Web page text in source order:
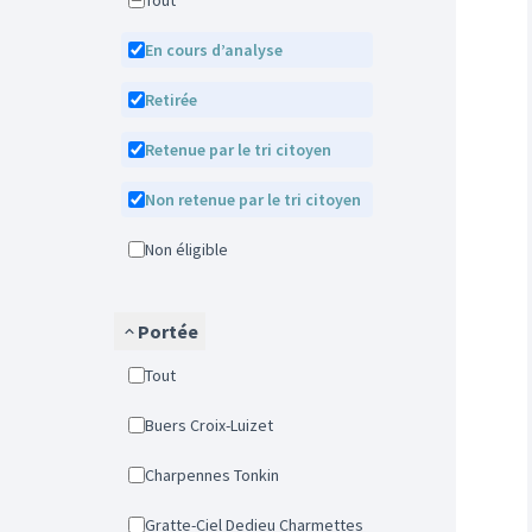
En cours d’analyse
Retirée
Retenue par le tri citoyen
Non retenue par le tri citoyen
Non éligible
Portée
Tout
Buers Croix-Luizet
Charpennes Tonkin
Gratte-Ciel Dedieu Charmettes